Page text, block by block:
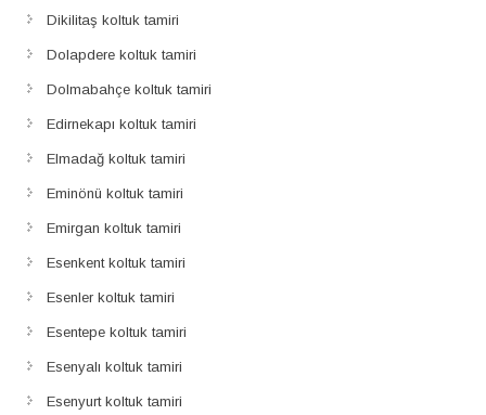
Dikilitaş koltuk tamiri
Dolapdere koltuk tamiri
Dolmabahçe koltuk tamiri
Edirnekapı koltuk tamiri
Elmadağ koltuk tamiri
Eminönü koltuk tamiri
Emirgan koltuk tamiri
Esenkent koltuk tamiri
Esenler koltuk tamiri
Esentepe koltuk tamiri
Esenyalı koltuk tamiri
Esenyurt koltuk tamiri